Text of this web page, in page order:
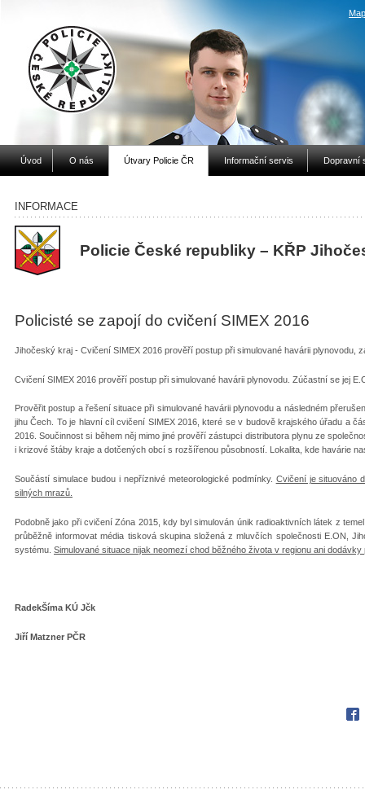
Úvod O nás Útvary Policie ČR Informační servis Dopravní
INFORMACE
Policie České republiky – KŘP
Policisté se zapojí do cvičení SIMEX 2016
Jihočeský kraj - Cvičení SIMEX 2016 prověří postup při simulované havárii plynovodu,
Cvičení SIMEX 2016 prověří postup při simulované havárii plynovodu. Zúčastní se jej
Prověřit postup a řešení situace při simulované havárii plynovodu a následném
jihu Čech. To je hlavní cíl cvičení SIMEX 2016, které se v budově krajského úřadu a
2016. Součinnost si během něj mimo jiné prověří zástupci distributora plynu ze
i krizové štáby kraje a dotčených obcí s rozšířenou působností. Lokalita, kde havárie
Součástí simulace budou i nepříznivé meteorologické podmínky. Cvičení je situováno
silných mrazů.
Podobně jako při cvičení Zóna 2015, kdy byl simulován únik radioaktivních látek z
průběžně informovat média tisková skupina složená z mluvčích společnosti E.ON,
systému. Simulované situace nijak neomezí chod běžného života v regionu ani dodávky
RadekŠíma KÚ Jčk
Jiří Matzner PČR